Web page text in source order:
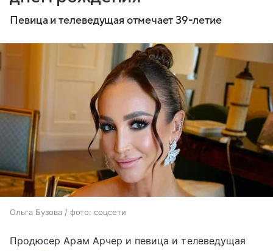
Певица и телеведущая отмечает 39-летие
Ольга Бузова / фото: соцсети
Продюсер Арам Арчер и певица и телеведущая